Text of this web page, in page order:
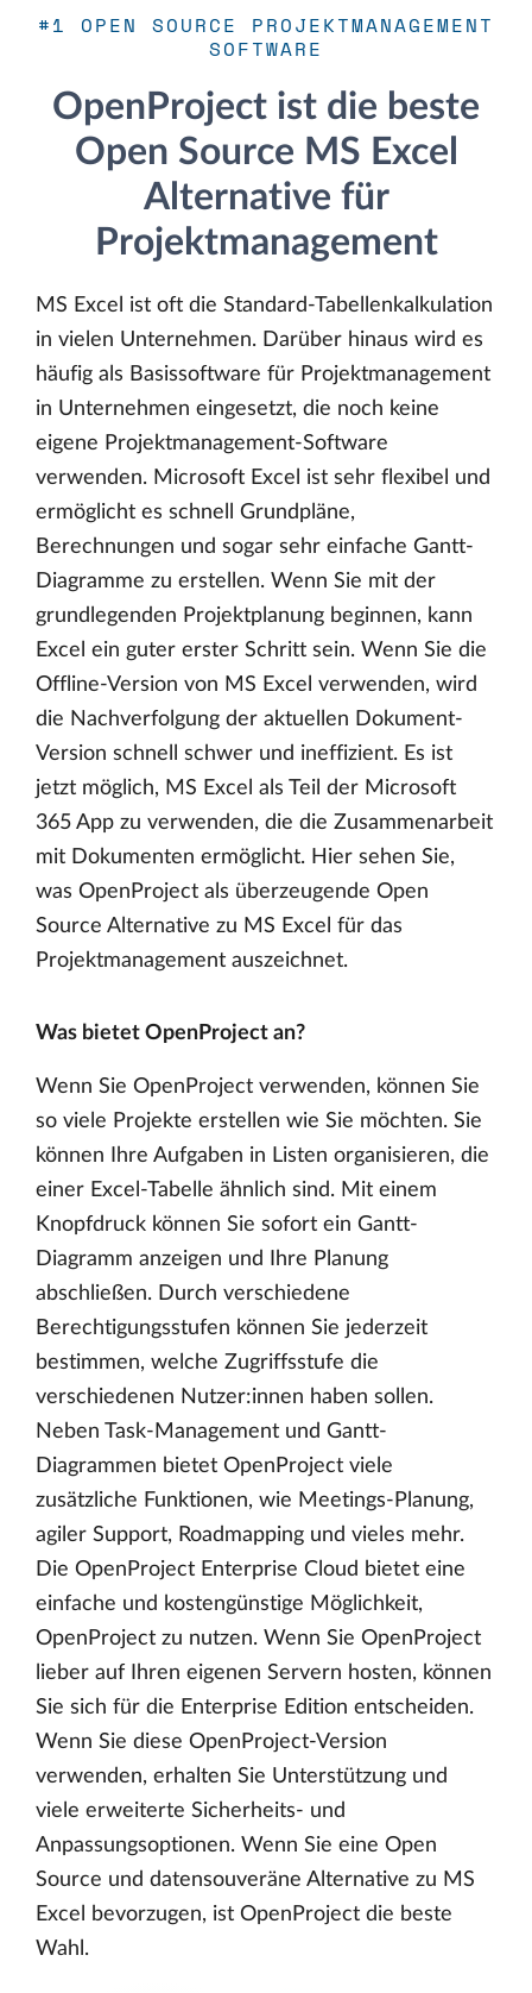
#1 OPEN SOURCE PROJEKTMANAGEMENT
SOFTWARE
OpenProject ist die beste
Open Source MS Excel
Alternative für
Projektmanagement
MS Excel ist oft die Standard-Tabellenkalkulation
in vielen Unternehmen. Darüber hinaus wird es
häufig als Basissoftware für Projektmanagement
in Unternehmen eingesetzt, die noch keine
eigene Projektmanagement-Software
verwenden. Microsoft Excel ist sehr flexibel und
ermöglicht es schnell Grundpläne,
Berechnungen und sogar sehr einfache Gantt-
Diagramme zu erstellen. Wenn Sie mit der
grundlegenden Projektplanung beginnen, kann
Excel ein guter erster Schritt sein. Wenn Sie die
Offline-Version von MS Excel verwenden, wird
die Nachverfolgung der aktuellen Dokument-
Version schnell schwer und ineffizient. Es ist
jetzt möglich, MS Excel als Teil der Microsoft
365 App zu verwenden, die die Zusammenarbeit
mit Dokumenten ermöglicht. Hier sehen Sie,
was OpenProject als überzeugende Open
Source Alternative zu MS Excel für das
Projektmanagement auszeichnet.
Was bietet OpenProject an?
Wenn Sie OpenProject verwenden, können Sie
so viele Projekte erstellen wie Sie möchten. Sie
können Ihre Aufgaben in Listen organisieren, die
einer Excel-Tabelle ähnlich sind. Mit einem
Knopfdruck können Sie sofort ein Gantt-
Diagramm anzeigen und Ihre Planung
abschließen. Durch verschiedene
Berechtigungsstufen können Sie jederzeit
bestimmen, welche Zugriffsstufe die
verschiedenen Nutzer:innen haben sollen.
Neben Task-Management und Gantt-
Diagrammen bietet OpenProject viele
zusätzliche Funktionen, wie Meetings-Planung,
agiler Support, Roadmapping und vieles mehr.
Die OpenProject Enterprise Cloud bietet eine
einfache und kostengünstige Möglichkeit,
OpenProject zu nutzen. Wenn Sie OpenProject
lieber auf Ihren eigenen Servern hosten, können
Sie sich für die Enterprise Edition entscheiden.
Wenn Sie diese OpenProject-Version
verwenden, erhalten Sie Unterstützung und
viele erweiterte Sicherheits- und
Anpassungsoptionen. Wenn Sie eine Open
Source und datensouveräne Alternative zu MS
Excel bevorzugen, ist OpenProject die beste
Wahl.